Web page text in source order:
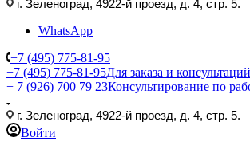
г. Зеленоград, 4922-й проезд, д. 4, стр. 5.
WhatsApp
+7 (495) 775-81-95
+7 (495) 775-81-95Для заказа и консультаций
+ 7 (926) 700 79 23Консультирование по
г. Зеленоград, 4922-й проезд, д. 4, стр. 5.
Войти